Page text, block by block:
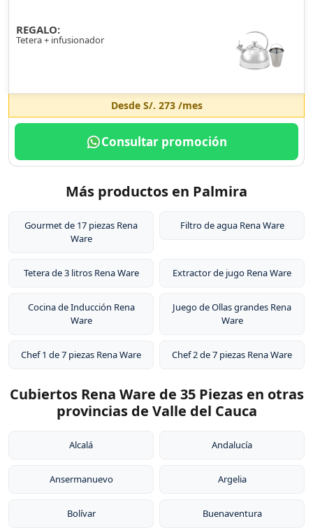
REGALO:
Tetera + infusionador
Desde S/. 273/mes
Consultar promoción
Más productos en Palmira
Gourmet de 17 piezas Rena
Ware
Filtro de agua Rena Ware
Tetera de 3 litros Rena Ware Extractor de jugo Rena Ware
Cocina de Inducción Rena
Ware
Juego de Ollas grandes Rena
Ware
Chef 1 de 7 piezas Rena Ware Chef 2 de 7 piezas Rena Ware
Cubiertos Rena Ware de 35 Piezas en otras
provincias de Valle del Cauca
Alcalá Andalucía
Ansermanuevo Argelia
Bolívar Buenaventura